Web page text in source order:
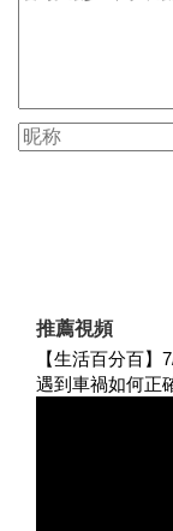
推薦視頻
【生活百分百
遇到車禍如何正